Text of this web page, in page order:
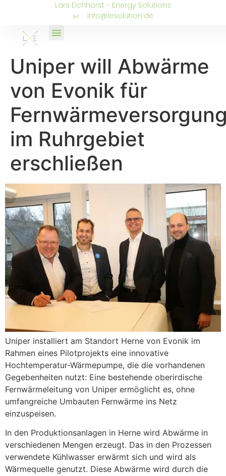
Lars Eichhorst - Energy Solutions
info@lesolution.de
Uniper will Abwärme
von Evonik für
im Ruhrgebiet
erschließen
Uniper installiert am Standort Herne von Evonik im
Rahmen eines Pilotprojekts eine innovative
Hochtemperatur-Wärmepumpe, die die vorhandenen
Gegebenheiten nutzt: Eine bestehende oberirdische
Fernwärmeleitung von Uniper ermöglicht es, ohne
umfangreiche Umbauten Fernwärme ins Netz
einzuspeisen.
In den Produktionsanlagen in Herne wird Abwärme in
verschiedenen Mengen erzeugt. Das in den Prozessen
verwendete Kühlwasser erwärmt sich und wird als
Wärmequelle genutzt. Diese Abwärme wird durch die